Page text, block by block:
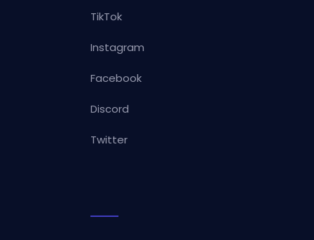
TikTok
Instagram
Facebook
Discord
Twitter